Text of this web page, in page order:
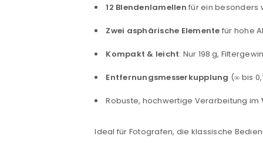
12 Blendenlamellen für ein besonders
Zwei asphärische Elemente für hohe
Kompakt & leicht: Nur 198 g,
Entfernungsmesserkupplung (∞ bis
Robuste, hochwertige Verarbeitung im
Ideal für Fotografen, die klassische